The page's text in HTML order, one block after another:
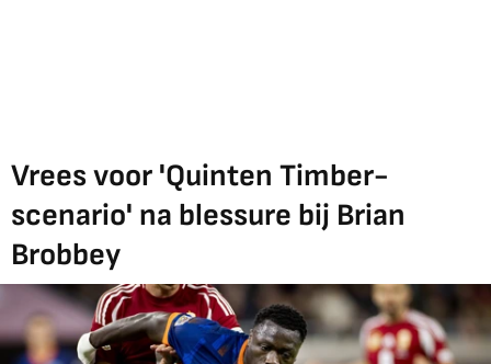
Vrees voor 'Quinten Timber-
scenario' na blessure bij Brian
Brobbey